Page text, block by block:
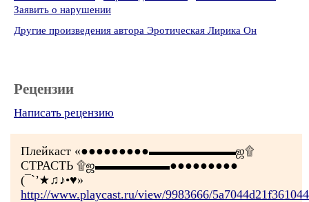
Заявить о нарушении
Другие произведения автора Эротическая Лирика Он
Рецензии
Написать рецензию
Плейкаст «●●●●●●●●●▬▬▬▬▬▬▬ஜ۩
СТРАСТЬ ۩ஜ▬▬▬▬▬▬●●●●●●●●●
(¯`’★♫♪•♥»
http://www.playcast.ru/view/9983666/